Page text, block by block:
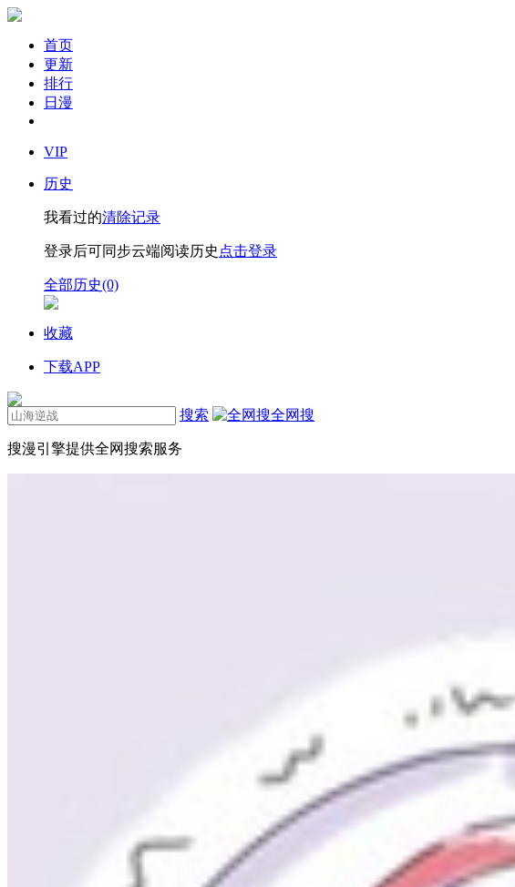
首页
更新
排行
日漫
VIP
历史
我看过的清除记录
登录后可同步云端阅读历史 点击登录
全部历史(0)
收藏
下载APP
搜索 全网搜
搜漫引擎提供全网搜索服务